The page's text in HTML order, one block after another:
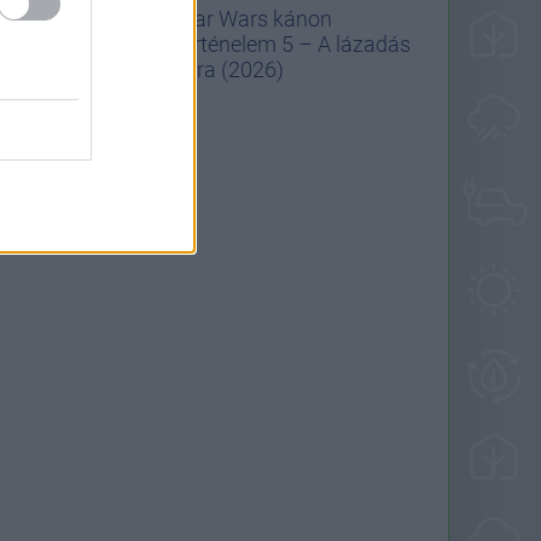
Star Wars kánon
történelem 5 – A lázadás
kora (2026)